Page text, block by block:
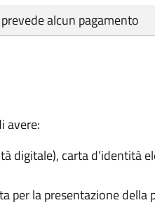
alcun pagamento
avere:
digitale), carta d’identità
per la presentazione della